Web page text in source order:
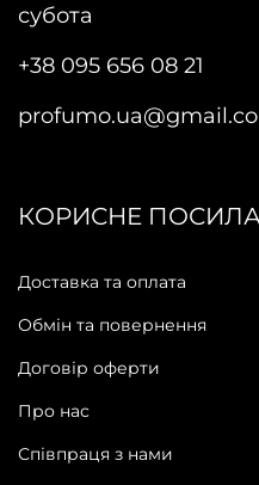
субота
+38 095 656 08 21
КОРИСНЕ
Доставка та оплата
Обмін та повернення
Договір оферти
Про нас
Співпраця з нами